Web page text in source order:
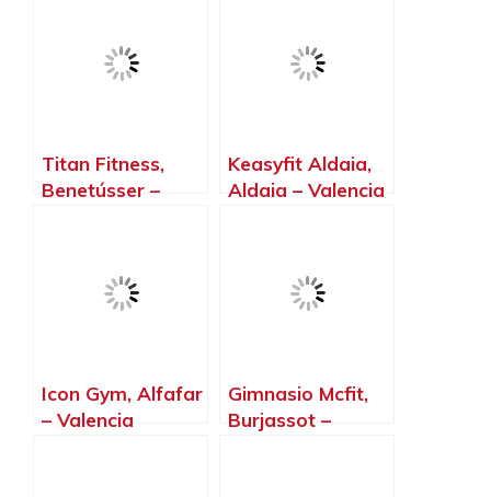
Titan Fitness,
Benetússer –
Keasyfit Aldaia,
Aldaia – Valencia
Icon Gym, Alfafar
– Valencia
Gimnasio Mcfit,
Burjassot –